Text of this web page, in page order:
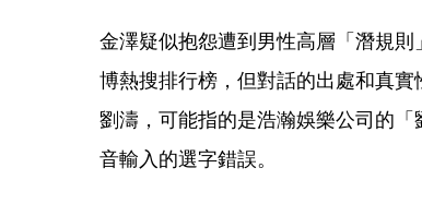
金澤疑似抱怨遭到男性高層「潛規
博熱搜排行榜，但對話的出處和真
劉濤，可能指的是浩瀚娛樂公司的
音輸入的選字錯誤。